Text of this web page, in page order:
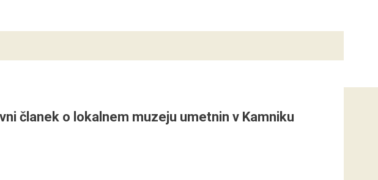
članek o lokalnem muzeju umetnin v Kamniku